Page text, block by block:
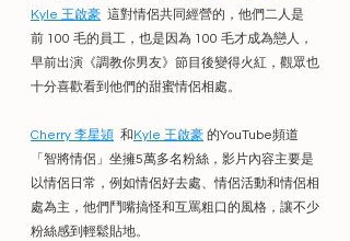
Kyle 王啟豪
  這對情侶共同經營的，他們二人是
前 100 毛的員工，也是因為 100 毛才成為戀人，
早前出演《調教你男友》節目後變得火紅，觀眾也
十分喜歡看到他們的甜蜜情侶相處。
Cherry 李星熲
  和
Kyle 王啟豪 的YouTube頻道
「智將情侶」坐擁5萬多名粉絲，影片內容主要是
以情侶日常，例如情侶好去處、情侶活動和情侶相
處為主，他們鬥嘴搞怪和互罵粗口的風格，讓不少
粉絲感到輕鬆貼地。